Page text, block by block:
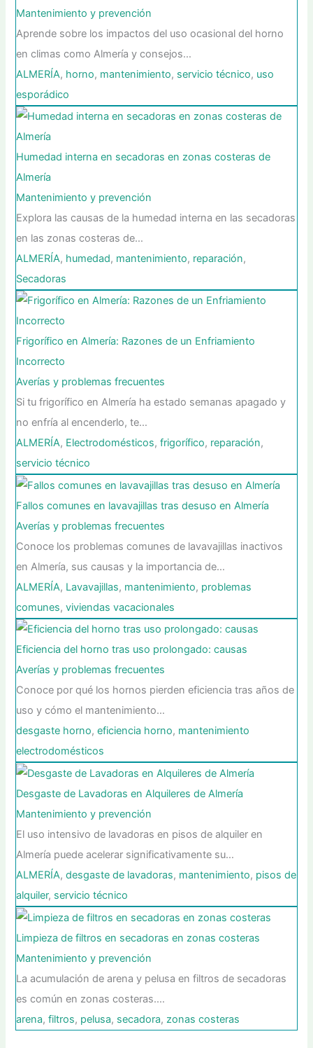
Mantenimiento y prevención
Aprende sobre los impactos del uso ocasional del horno
en climas como Almería y consejos…
ALMERÍA, horno, mantenimiento, servicio técnico, uso
esporádico
Humedad interna en secadoras en zonas costeras de
Almería
Mantenimiento y prevención
Explora las causas de la humedad interna en las secadoras
en las zonas costeras de…
ALMERÍA, humedad, mantenimiento, reparación,
Secadoras
Frigorífico en Almería: Razones de un Enfriamiento
Incorrecto
Averías y problemas frecuentes
Si tu frigorífico en Almería ha estado semanas apagado y
no enfría al encenderlo, te…
ALMERÍA, Electrodomésticos,frigorífico, reparación,
servicio técnico
Fallos comunes en lavavajillas tras desuso en Almería
Averías y problemas frecuentes
Conoce los problemas comunes de lavavajillas inactivos
en Almería, sus causas y la importancia de…
ALMERÍA, Lavavajillas, mantenimiento, problemas
comunes,viviendas vacacionales
Eficiencia del horno tras uso prolongado: causas
Averías y problemas frecuentes
Conoce por qué los hornos pierden eficiencia tras años de
uso y cómo el mantenimiento…
desgaste horno,eficiencia horno, mantenimiento
electrodomésticos
Desgaste de Lavadoras en Alquileres de Almería
Mantenimiento y prevención
El uso intensivo de lavadoras en pisos de alquiler en
Almería puede acelerar significativamente su…
ALMERÍA,desgaste de lavadoras, mantenimiento, pisos de
alquiler, servicio técnico
Limpieza de filtros en secadoras en zonas costeras
Mantenimiento y prevención
La acumulación de arena y pelusa en filtros de secadoras
es común en zonas costeras.…
arena,filtros, pelusa, secadora, zonas costeras